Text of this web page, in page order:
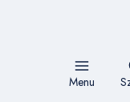
Menu